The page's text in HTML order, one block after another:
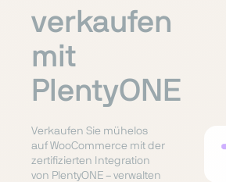
verkaufen
mit
PlentyONE
Verkaufen Sie mühelos
auf WooCommerce mit der
zertifizierten Integration
von PlentyONE – verwalten